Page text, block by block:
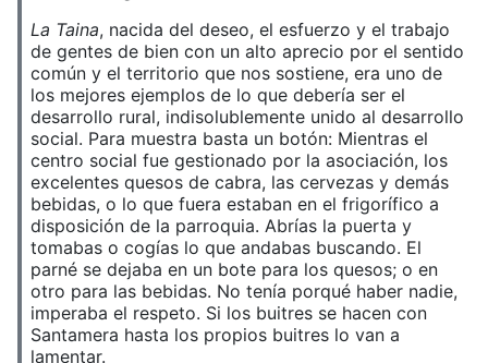
La Taina, nacida del deseo, el esfuerzo y el trabajo
de gentes de bien con un alto aprecio por el sentido
común y el territorio que nos sostiene, era uno de
los mejores ejemplos de lo que debería ser el
desarrollo rural, indisolublemente unido al desarrollo
social. Para muestra basta un botón: Mientras el
centro social fue gestionado por la asociación, los
excelentes quesos de cabra, las cervezas y demás
bebidas, o lo que fuera estaban en el frigorífico a
disposición de la parroquia. Abrías la puerta y
tomabas o cogías lo que andabas buscando. El
parné se dejaba en un bote para los quesos; o en
otro para las bebidas. No tenía porqué haber nadie,
imperaba el respeto. Si los buitres se hacen con
Santamera hasta los propios buitres lo van a
lamentar.